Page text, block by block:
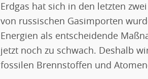
Erdgas hat sich in den letzten
von russischen Gasimporten
Energien als entscheidende
jetzt noch zu schwach. Deshalb
fossilen Brennstoffen und